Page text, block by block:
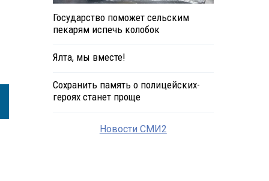
Государство поможет сельским
пекарям испечь колобок
Ялта, мы вместе!
Сохранить память о полицейских-
героях станет проще
Новости СМИ2